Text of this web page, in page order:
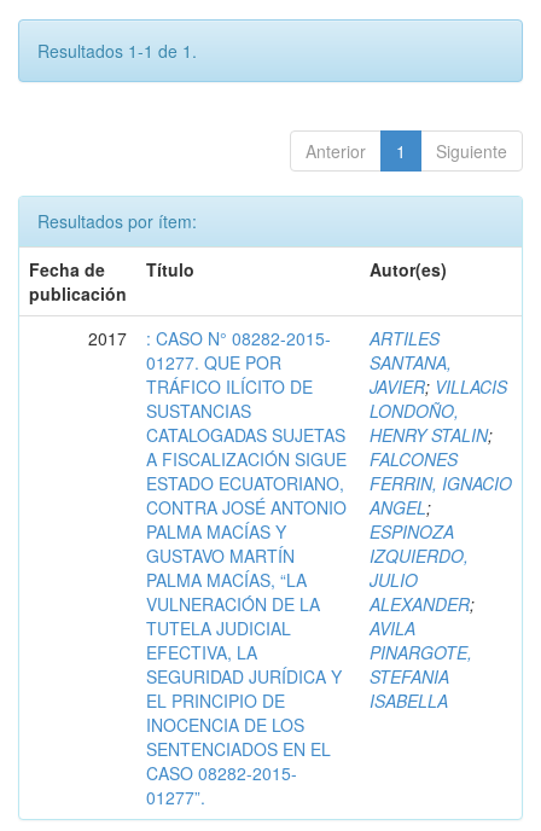
Resultados 1-1 de 1.
Anterior 1 Siguiente
Resultados por ítem:
Fecha de
publicación
Título Autor(es)
2017
: CASO N° 08282-2015-
01277. QUE POR
TRÁFICO ILÍCITO DE
SUSTANCIAS
CATALOGADAS SUJETAS
A FISCALIZACIÓN SIGUE
ESTADO ECUATORIANO,
CONTRA JOSÉ ANTONIO
PALMA MACÍAS Y
GUSTAVO MARTÍN
PALMA MACÍAS, “LA
VULNERACIÓN DE LA
TUTELA JUDICIAL
EFECTIVA, LA
SEGURIDAD JURÍDICA Y
EL PRINCIPIO DE
INOCENCIA DE LOS
SENTENCIADOS EN EL
CASO 08282-2015-
01277”.
ARTILES
SANTANA,
JAVIER; VILLACIS
LONDOÑO,
HENRY STALIN;
FALCONES
FERRIN, IGNACIO
ANGEL;
ESPINOZA
IZQUIERDO,
JULIO
ALEXANDER;
AVILA
PINARGOTE,
STEFANIA
ISABELLA